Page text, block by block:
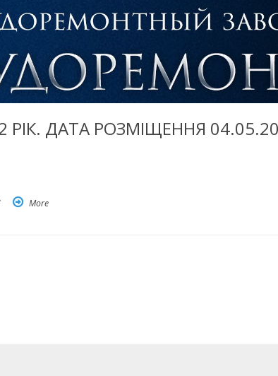
РІК. ДАТА РОЗМІЩЕННЯ
More